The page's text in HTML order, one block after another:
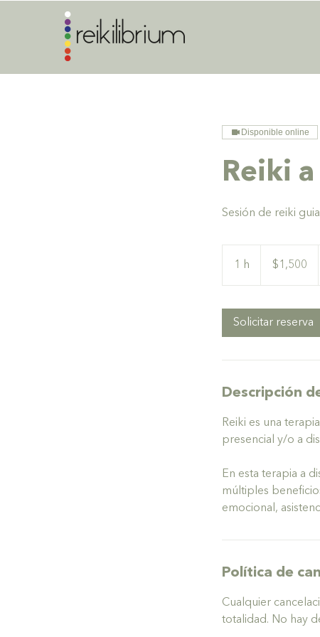
Disponible online
Reiki
Sesión de reiki
1 h
pesos
mexicanos
$1,500
Solicitar reserva
Descripción
Reiki es una
presencial y/o a
En esta terapia a
múltiples
emocional,
Política de
Cualquier
totalidad. No hay